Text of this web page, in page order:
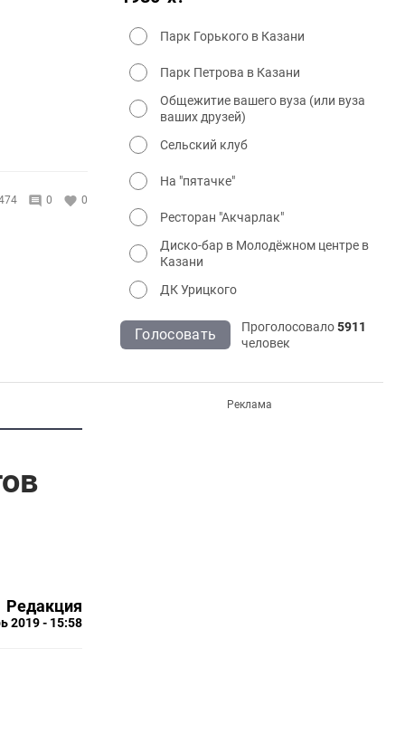
0 0
Парк Горького в Казани
Парк Петрова в Казани
Общежитие вашего вуза (или вуза
ваших друзей)
Сельский клуб
На "пятачке"
Ресторан "Акчарлак"
Диско-бар в Молодёжном центре в
Казани
ДК Урицкого
Голосовать Проголосовало5911
человек
Редакция
2019 - 15:58
Реклама